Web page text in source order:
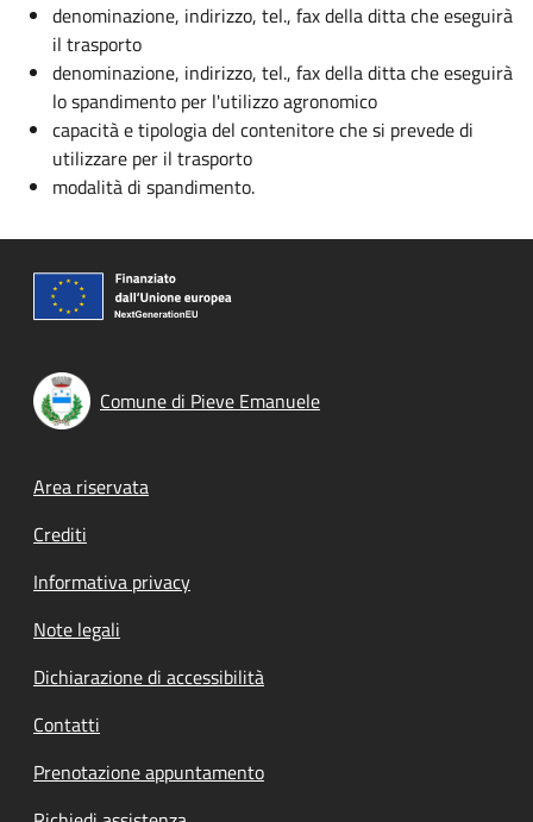
denominazione, indirizzo, tel., fax della ditta che eseguirà
il trasporto
denominazione, indirizzo, tel., fax della ditta che eseguirà
lo spandimento per l'utilizzo agronomico
capacità e tipologia del contenitore che si prevede di
utilizzare per il trasporto
modalità di spandimento.
Comune di Pieve Emanuele
Footer menu
Area riservata
Crediti
Informativa privacy
Note legali
Dichiarazione di accessibilità
Contatti
Prenotazione appuntamento